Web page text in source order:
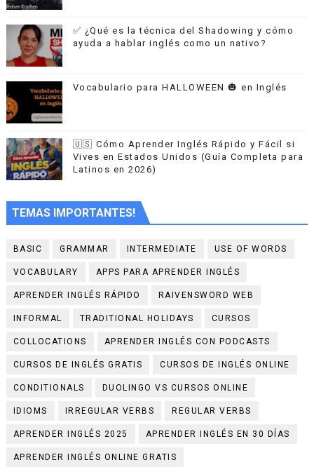
✅ ¿Qué es la técnica del Shadowing y cómo
ayuda a hablar inglés como un nativo?
Vocabulario para HALLOWEEN 🎃 en Inglés
🇺🇸 Cómo Aprender Inglés Rápido y Fácil si
Vives en Estados Unidos (Guía Completa para
Latinos en 2026)
TEMAS IMPORTANTES!
BASIC GRAMMAR INTERMEDIATE USE OF WORDS
VOCABULARY APPS PARA APRENDER INGLÉS
APRENDER INGLÉS RÁPIDO RAIVENSWORD WEB
INFORMAL TRADITIONAL HOLIDAYS CURSOS
COLLOCATIONS APRENDER INGLÉS CON PODCASTS
CURSOS DE INGLÉS GRATIS CURSOS DE INGLÉS ONLINE
CONDITIONALS DUOLINGO VS CURSOS ONLINE
IDIOMS IRREGULAR VERBS REGULAR VERBS
APRENDER INGLÉS 2025 APRENDER INGLÉS EN 30 DÍAS
APRENDER INGLÉS ONLINE GRATIS